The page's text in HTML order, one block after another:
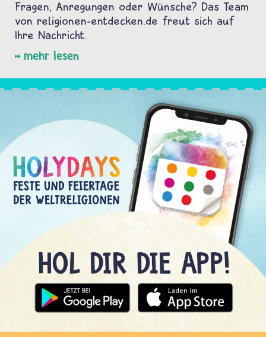
Fragen, Anregungen oder Wünsche? Das Team
von religionen-entdecken.de freut sich auf
Ihre Nachricht.
mehr lesen